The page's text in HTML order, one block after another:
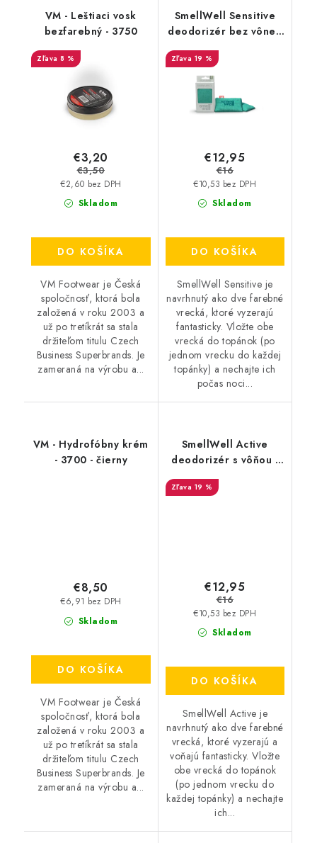
VM - Leštiaci vosk
bezfarebný - 3750
8 %
Skladom
€2,60 bez DPH
€3,20
€3,50
DO KOŠÍKA
VM Footwear je Česká
spoločnosť, ktorá bola
založená v roku 2003 a
už po tretíkrát sa stala
držiteľom titulu Czech
Business Superbrands. Je
zameraná na výrobu a...
SmellWell Sensitive
deodorizér bez vône -
19 %
Skladom
€10,53 bez DPH
€12,95
€16
DO KOŠÍKA
SmellWell Sensitive je
navrhnutý ako dve farebné
vrecká, ktoré vyzerajú
fantasticky. Vložte obe
vrecká do topánok (po
jednom vrecku do každej
topánky) a nechajte ich
počas noci...
VM - Hydrofóbny krém
- 3700 - čierny
Skladom
€6,91 bez DPH
€8,50
DO KOŠÍKA
VM Footwear je Česká
spoločnosť, ktorá bola
založená v roku 2003 a
už po tretíkrát sa stala
držiteľom titulu Czech
Business Superbrands. Je
zameraná na výrobu a...
SmellWell Active
deodorizér s vôňou -
Camo Green
19 %
Skladom
€10,53 bez DPH
€12,95
€16
DO KOŠÍKA
SmellWell Active je
navrhnutý ako dve farebné
vrecká, ktoré vyzerajú a
voňajú fantasticky. Vložte
obe vrecká do topánok
(po jednom vrecku do
každej topánky) a nechajte
ich...